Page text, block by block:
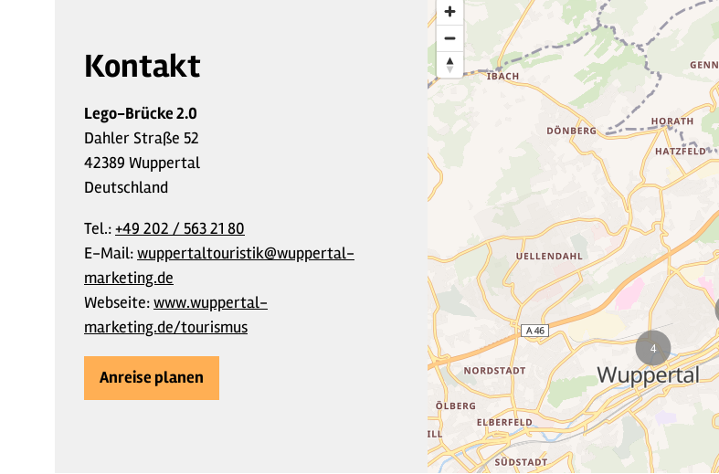
Kontakt
Lego-Brücke 2.0
Dahler Straße 52
42389 Wuppertal
Deutschland
Tel.:+49 202 / 563 21 80
E-Mail:wuppertaltouristik@wuppertal-
marketing.de
Webseite:www.wuppertal-
marketing.de/tourismus
Anreise planen
4